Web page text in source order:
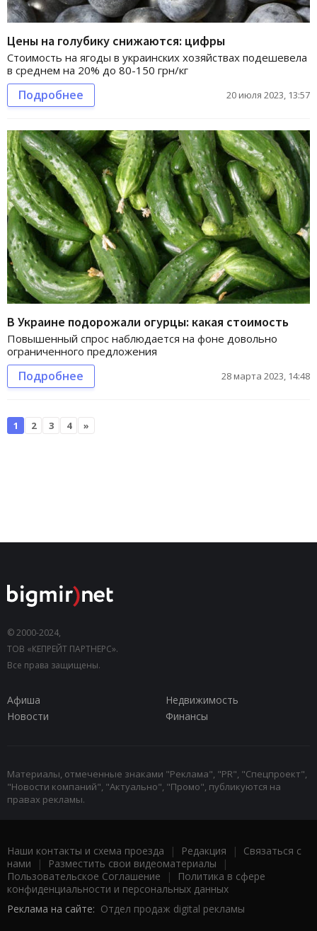
Цены на голубику снижаются: цифры
Стоимость на ягоды в украинских хозяйствах подешевела
в среднем на 20% до 80-150 грн/кг
Подробнее 20 июля 2023, 13:57
В Украине подорожали огурцы: какая стоимость
Повышенный спрос наблюдается на фоне довольно
ограниченного предложения
Подробнее 28 марта 2023, 14:48
1 2 3 4 »
© 2000-2024,
ТОВ «КЕПРЕЙТ ПАРТНЕРС».
Все права защищены.
Афиша
Недвижимость
Новости
Финансы
Материалы, отмеченные знаками "Реклама", "PR", "Спецпроект",
"Новости компаний", "Актуально", "Промо", публикуются на
правах рекламы.
Наши контакты и схема проезда | Редакция | Связаться с
нами | Разместить свои видеоматериалы |
Пользовательское Соглашение |
Политика в сфере
конфиденциальности и персональных данных
Реклама на сайте: Отдел продаж digital рекламы